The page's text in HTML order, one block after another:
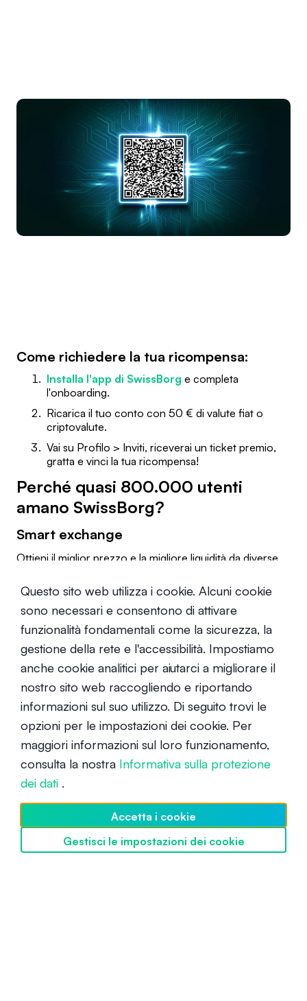
Come richiedere la tua ricompensa:
Installa l'app di SwissBorg e completa
l'onboarding.
Ricarica il tuo conto con 50 € di valute fiat o
criptovalute.
Vai su Profilo > Inviti, riceverai un ticket premio,
gratta e vinci la tua ricompensa!
Perché quasi 800.000 utenti
amano SwissBorg?
Smart exchange
Ottieni il miglior prezzo e la migliore liquidità da diverse
Guadagna sulle tue crypto
SwissBorg Earn ti offre i migliori rendimenti giornalieri
SwissBorg Alpha
Accedi a esclusive offerte di investimento anticipato a
prezzi da VC.
Questo sito web utilizza i cookie. Alcuni cookie
sono necessari e consentono di attivare
funzionalità fondamentali come la sicurezza, la
gestione della rete e l'accessibilità. Impostiamo
anche cookie analitici per aiutarci a migliorare il
nostro sito web raccogliendo e riportando
informazioni sul suo utilizzo. Di seguito trovi le
opzioni per le impostazioni dei cookie. Per
maggiori informazioni sul loro funzionamento,
consulta la nostra Informativa sulla protezione
dei dati .
Accetta i cookie
Gestisci le impostazioni dei cookie